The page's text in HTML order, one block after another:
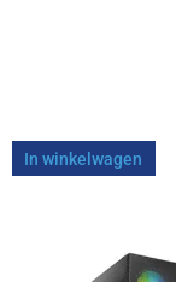
In winkelwagen